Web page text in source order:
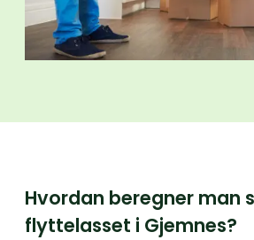
Hvordan beregner man
flyttelasset i Gjemnes?